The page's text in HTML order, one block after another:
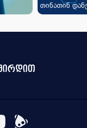
თინათინ